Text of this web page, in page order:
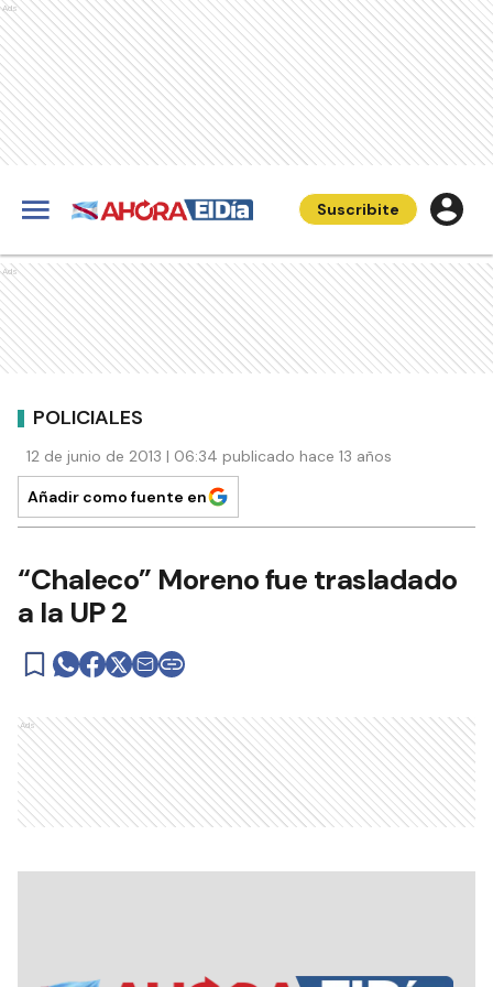
Ads
Suscribite
Ads
POLICIALES
12 de junio de 2013 | 06:34 publicado hace 13 años
Añadir como fuente en
“Chaleco” Moreno fue trasladado
a la UP 2
Ads